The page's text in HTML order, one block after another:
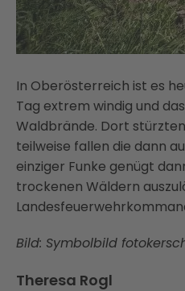
In Oberösterreich ist es
Tag extrem windig und
Waldbrände. Dort
teilweise fallen die dann
einziger Funke genügt
trockenen Wäldern
Bild: Symbolbild
Theresa Rogl